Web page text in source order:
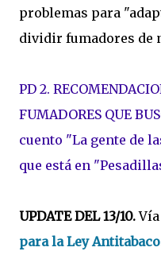
problemas para
dividir fumadores de
PD 2.
FUMADORES QUE
cuento "La gente de
que está en
UPDATE DEL 13/10.
para la Ley